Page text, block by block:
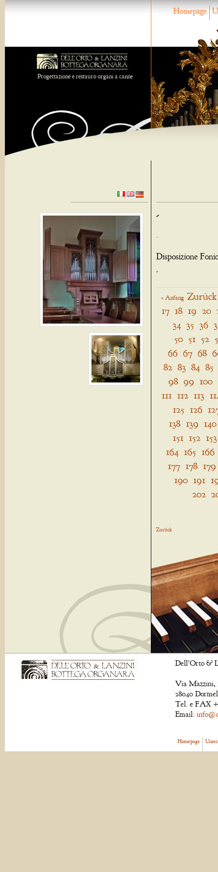
Homepage
Progettazione e restauro organi a canne
-
.
Disposizione
-
« Anfang Zurück
17 18 19 20
34 35 36
50 51 52
66 67 68
82 83 84 85
98 99 100
111 112 113
125 126
138 139 140
151 152 153
164 165 166
177 178 179
190 191
202
Zurück
Dell'Orto &
Via Mazzini,
28040
Tel. e FAX
Email:
Homepage